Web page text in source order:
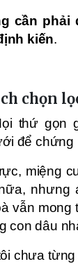
cần phải
kiến.
chọn
thứ gọn
để chứng
miệng
nhưng
vẫn mong
con dâu
chưa